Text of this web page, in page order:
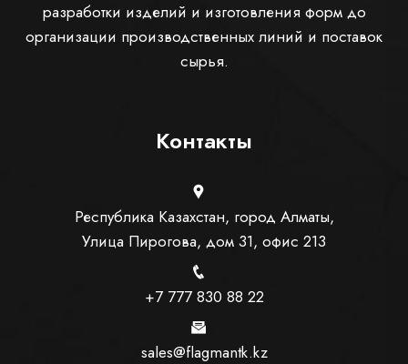
разработки изделий и изготовления форм до
организации производственных линий и поставок
сырья.
Контакты
Республика Казахстан, город Алматы,
Улица Пирогова, дом 31, офис 213
+7 777 830 88 22
sales@flagmantk.kz